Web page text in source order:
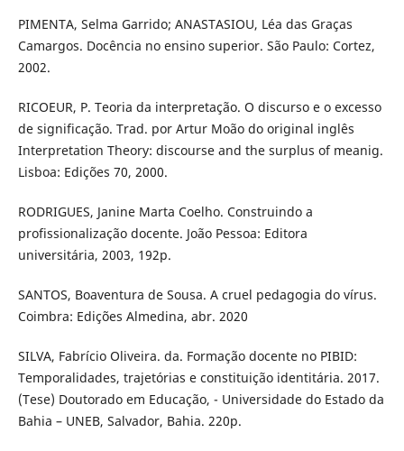
PIMENTA, Selma Garrido; ANASTASIOU, Léa das Graças
Camargos. Docência no ensino superior. São Paulo: Cortez,
2002.
RICOEUR, P. Teoria da interpretação. O discurso e o excesso
de significação. Trad. por Artur Moão do original inglês
Interpretation Theory: discourse and the surplus of meanig.
Lisboa: Edições 70, 2000.
RODRIGUES, Janine Marta Coelho. Construindo a
profissionalização docente. João Pessoa: Editora
universitária, 2003, 192p.
SANTOS, Boaventura de Sousa. A cruel pedagogia do vírus.
Coimbra: Edições Almedina, abr. 2020
SILVA, Fabrício Oliveira. da. Formação docente no PIBID:
Temporalidades, trajetórias e constituição identitária. 2017.
(Tese) Doutorado em Educação, - Universidade do Estado da
Bahia – UNEB, Salvador, Bahia. 220p.